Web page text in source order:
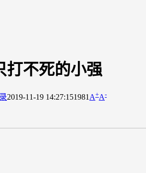
打不死的小强
2019-11-19 14:27:151981 A+A-